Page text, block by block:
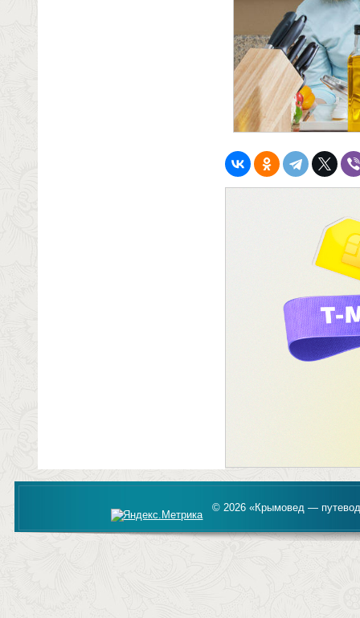
© 2026 «Крымовед —